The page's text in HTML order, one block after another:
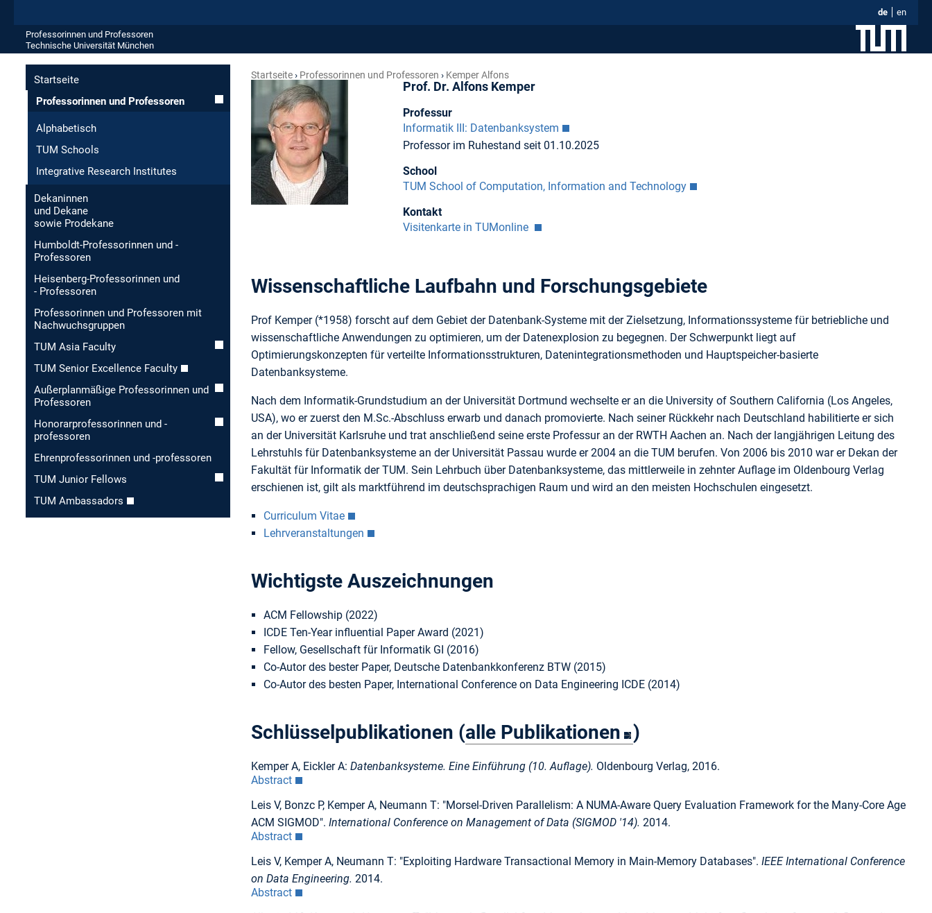
de en
Professorinnen und Professoren
Technische Universität München
Startseite
Professorinnen und Professoren
Alphabetisch
TUM Schools
Integrative Research Institutes
Dekaninnen
und Dekane
sowie Prodekane
Humboldt-Professorinnen und -
Professoren
Heisenberg-Professorinnen und
- Professoren
Professorinnen und Professoren mit
Nachwuchsgruppen
TUM Asia Faculty
TUM Senior Excellence Faculty
Außerplanmäßige Professorinnen und
Professoren
Honorar­professorinnen und -
professoren
Ehren­professorinnen und -professoren
TUM Junior Fellows
TUM Ambassadors
Startseite Professorinnen und Professoren Kemper Alfons
Prof. Dr. Alfons Kemper
Professur
Informatik III: Datenbanksystem
Professor im Ruhestand seit 01.10.2025
School
TUM School of Computation, Information and Technology
Kontakt
Visitenkarte in TUMonline
Wissenschaftliche Laufbahn und Forschungsgebiete
Prof Kemper (*1958) forscht auf dem Gebiet der Datenbank-Systeme mit der Zielsetzung, Informationssysteme für betriebliche und
wissenschaftliche Anwendungen zu optimieren, um der Datenexplosion zu begegnen. Der Schwerpunkt liegt auf
Optimierungskonzepten für verteilte Informationsstrukturen, Datenintegrationsmethoden und Hauptspeicher-basierte
Datenbanksysteme.
Nach dem Informatik-Grundstudium an der Universität Dortmund wechselte er an die University of Southern California (Los Angeles,
USA), wo er zuerst den M.Sc.-Abschluss erwarb und danach promovierte. Nach seiner Rückkehr nach Deutschland habilitierte er sich
an der Universität Karlsruhe und trat anschließend seine erste Professur an der RWTH Aachen an. Nach der langjährigen Leitung des
Lehrstuhls für Datenbanksysteme an der Universität Passau wurde er 2004 an die TUM berufen. Von 2006 bis 2010 war er Dekan der
Fakultät für Informatik der TUM. Sein Lehrbuch über Datenbanksysteme, das mittlerweile in zehnter Auflage im Oldenbourg Verlag
erschienen ist, gilt als marktführend im deutschsprachigen Raum und wird an den meisten Hochschulen eingesetzt.
Curriculum Vitae
Lehrveranstaltungen
Wichtigste Auszeichnungen
ACM Fellowship (2022)
ICDE Ten-Year influential Paper Award (2021)
Fellow, Gesellschaft für Informatik GI (2016)
Co-Autor des bester Paper, Deutsche Datenbankkonferenz BTW (2015)
Co-Autor des besten Paper, International Conference on Data Engineering ICDE (2014)
Schlüsselpublikationen (alle Publikationen )
Kemper A, Eickler A: Datenbanksysteme. Eine Einführung (10. Auflage). Oldenbourg Verlag, 2016.
Abstract
Leis V, Bonzc P, Kemper A, Neumann T: "Morsel-Driven Parallelism: A NUMA-Aware Query Evaluation Framework for the Many-Core Age
ACM SIGMOD". International Conference on Management of Data (SIGMOD '14). 2014.
Abstract
Leis V, Kemper A, Neumann T: "Exploiting Hardware Transactional Memory in Main-Memory Databases". IEEE International Conference
on Data Engineering. 2014.
Abstract